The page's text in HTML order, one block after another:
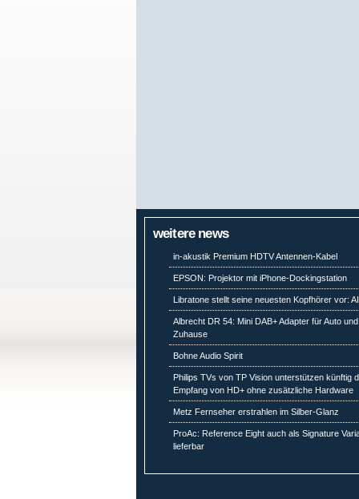
weitere news
in-akustik Premium HDTV Antennen-Kabel
EPSON: Projektor mit iPhone-Dockingstation
Libratone stellt seine neuesten Kopfhörer vor:
Albrecht DR 54: Mini DAB+ Adapter für Auto und
Zuhause
Bohne Audio Spirit
Philips TVs von TP Vision unterstützen künftig
Empfang von HD+ ohne zusätzliche Hardware
Metz Fernseher erstrahlen im Silber-Glanz
ProAc: Reference Eight auch als Signature
lieferbar